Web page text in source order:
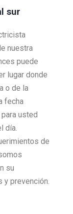
sur
nuestra
puede
lugar donde
o de la
fecha
usted
día.
de
su
prevención.